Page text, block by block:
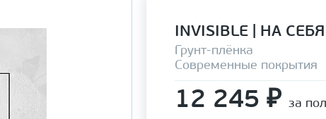
INVISIBLE | НА СЕБЯ
Грунт-плёнка
Современные покрытия
12 245 ₽ за